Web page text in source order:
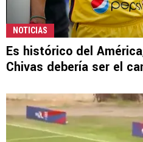
NOTICIAS
Es histórico del
Chivas debería ser el